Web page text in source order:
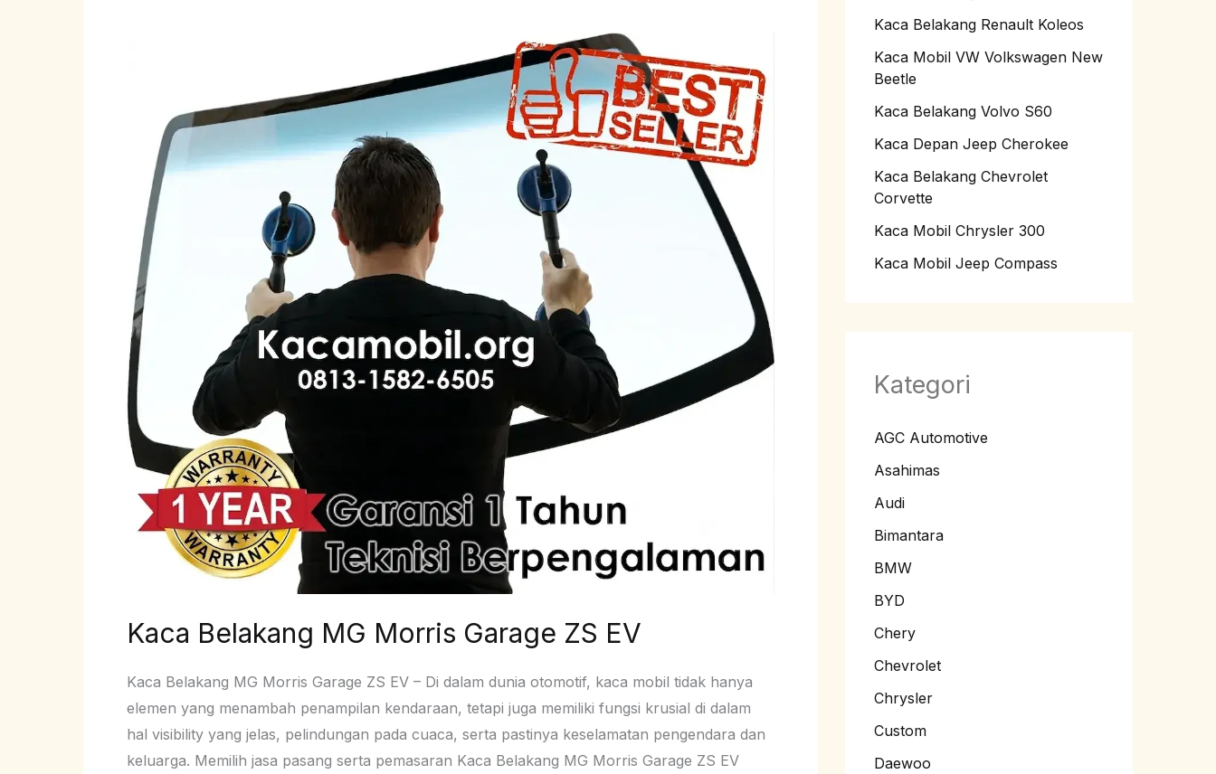
Kaca Belakang MG Morris Garage ZS EV
Kaca Belakang MG Morris Garage ZS EV – Di dalam dunia otomotif, kaca mobil tidak hanya
elemen yang menambah penampilan kendaraan, tetapi juga memiliki fungsi krusial di dalam
hal visibility yang jelas, pelindungan pada cuaca, serta pastinya keselamatan pengendara dan
keluarga. Memilih jasa pasang serta pemasaran Kaca Belakang MG Morris Garage ZS EV
Morris
Garage
Kaca Belakang Renault Koleos
Kaca Mobil VW Volkswagen New
Beetle
Kaca Belakang Volvo S60
Kaca Depan Jeep Cherokee
Kaca Belakang Chevrolet
Corvette
Kaca Mobil Chrysler 300
Kaca Mobil Jeep Compass
Kategori
AGC Automotive
Asahimas
Audi
Bimantara
BMW
BYD
Chery
Chevrolet
Chrysler
Custom
Daewoo